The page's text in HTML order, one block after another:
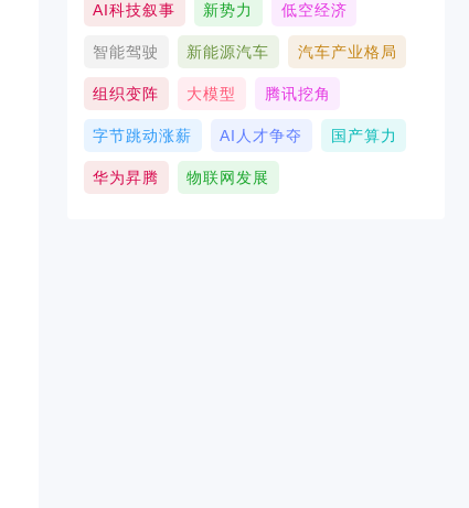
AI科技叙事 新势力 低空经济
智能驾驶 新能源汽车 汽车产业格局
组织变阵 大模型 腾讯挖角
字节跳动涨薪 AI人才争夺 国产算力
华为昇腾 物联网发展